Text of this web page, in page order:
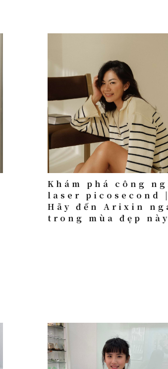
Khám phá công
laser picosecond
Hãy đến Arixin
trong mùa đẹp